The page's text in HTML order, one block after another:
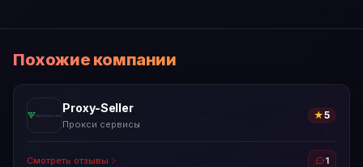
Похожие компании
Proxy-Seller
Прокси сервисы
★5
Смотреть отзывы 1